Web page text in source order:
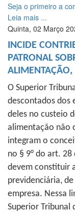
Seja o primeiro a
Leia mais ...
Quinta, 02 Março
INCIDE
PATRONAL
ALIMENTAÇÃO,
O Superior
descontados dos
deles no custeio
alimentação não
integram o
no § 9° do art.
devem constituir
previdenciária, de
empresa. Nessa
Superior Tribunal